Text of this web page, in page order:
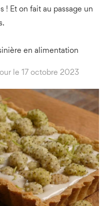
! Et on fait au passage un
en alimentation
le 17 octobre 2023